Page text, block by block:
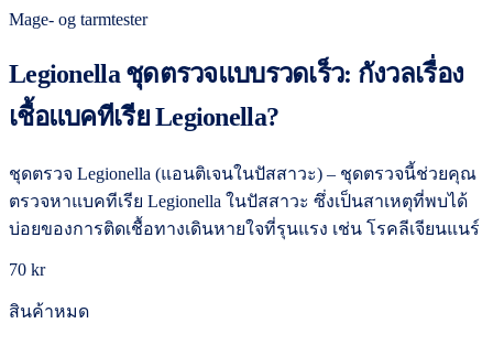
Mage- og tarmtester
Legionella ชุดตรวจแบบรวดเร็ว: กังวลเรื่อง
เชื้อแบคทีเรีย Legionella?
ชุดตรวจ Legionella (แอนติเจนในปัสสาวะ) – ชุดตรวจนี้ช่วยคุณ
ตรวจหาแบคทีเรีย Legionella ในปัสสาวะ ซึ่งเป็นสาเหตุที่พบได้
บ่อยของการติดเชื้อทางเดินหายใจที่รุนแรง เช่น โรคลีเจียนแนร์
70 kr
สินค้าหมด